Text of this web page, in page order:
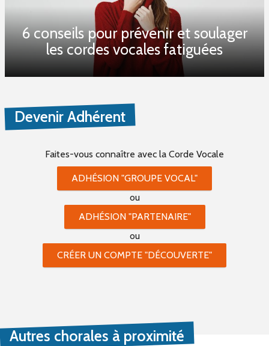
6 conseils pour prévenir et soulager
les cordes vocales fatiguées
Devenir Adhérent
Faites-vous connaître avec la Corde Vocale
ADHÉSION "GROUPE VOCAL"
ou
ADHÉSION "PARTENAIRE"
ou
CRÉER UN COMPTE "DÉCOUVERTE"
Autres chorales à proximité